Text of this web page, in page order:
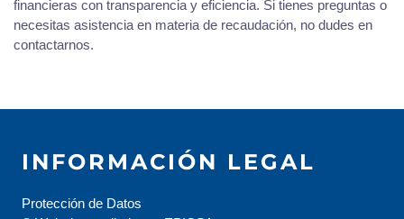
financieras con transparencia y eficiencia. Si tienes preguntas o
necesitas asistencia en materia de recaudación, no dudes en
contactarnos.
INFORMACIÓN LEGAL
Protección de Datos